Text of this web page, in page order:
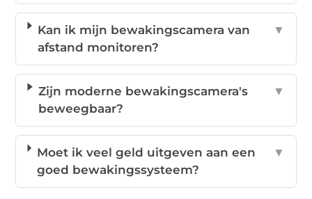
Kan ik mijn bewakingscamera van
afstand monitoren?
▼
Zijn moderne bewakingscamera's
beweegbaar?
▼
Moet ik veel geld uitgeven aan een
goed bewakingssysteem?
▼